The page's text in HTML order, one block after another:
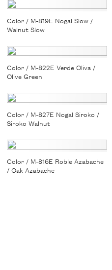
Color / M-819E Nogal Slow /
Walnut Slow
Color / M-822E Verde Oliva /
Olive Green
Color / M-827E Nogal Siroko /
Siroko Walnut
Color / M-816E Roble Azabache
/ Oak Azabache